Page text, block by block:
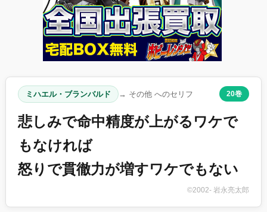
ミハエル・ブランバルド → その他 へのセリフ 20巻
悲しみで命中精度が上がるワケで
もなければ
怒りで貫徹力が増すワケでもない
©2002- 岩永亮太郎